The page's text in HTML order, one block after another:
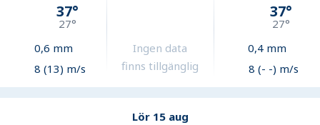
37°
27°
0,6 mm
8 (13) m/s
Ingen data
finns tillgänglig
37°
27°
0,4mm
8 (- -) m/s
Lör 15 aug